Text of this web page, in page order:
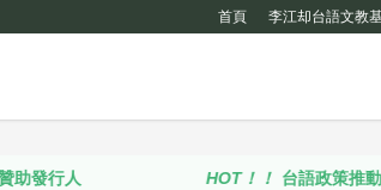
首頁 李江却台語文教
台語政策推動聯盟專題